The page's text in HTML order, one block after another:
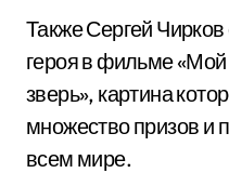
Также Сергей
героя в фильме
зверь», картина
множество призов и
всем мире.